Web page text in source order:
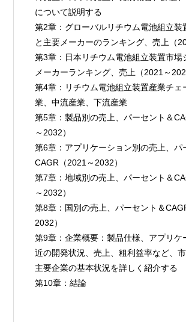
について説明する
第2章：グローバルリチウム電池組立装
と主要メーカーのランキング、売上（
第3章：日本リチウム電池組立装置市場
メーカーランキング、売上（2021～
第4章：リチウム電池組立装置産業チェ
業、中流産業、下流産業
第5章：製品別の売上、パーセント＆
～2032）
第6章：アプリケーション別の売上、パ
CAGR（2021～2032）
第7章：地域別の売上、パーセント＆
～2032）
第8章：国別の売上、パーセント＆
2032）
第9章：企業概要：製品仕様、アプリケ
近の開発状況、売上、粗利益率など、
主要企業の基本状況を詳しく紹介する
第10章：結論